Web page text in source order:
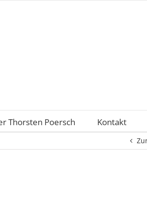
Thorsten Poersch Kontakt